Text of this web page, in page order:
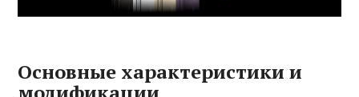
Основные характеристики и